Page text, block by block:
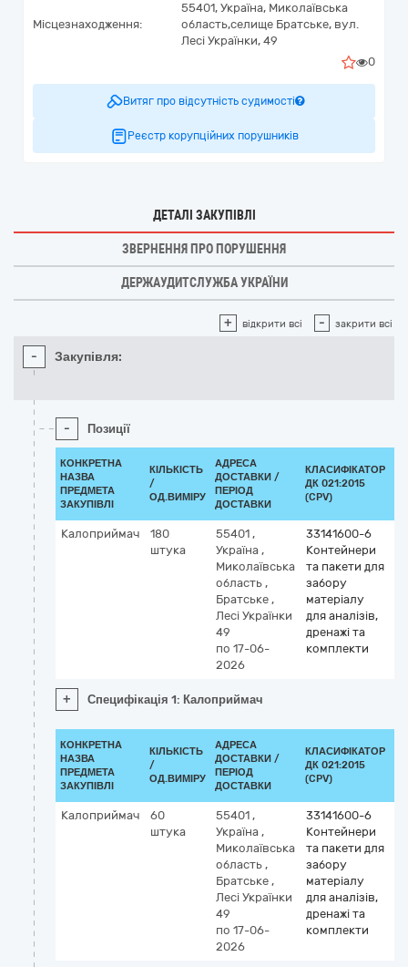
Місцезнаходження:
55401, Україна, Миколаївська
область,селище Братське, вул.
Лесі Українки, 49
0
Витяг про відсутність судимості
Реєстр корупційних порушників
ДЕТАЛІ ЗАКУПІВЛІ
ЗВЕРНЕННЯ ПРО ПОРУШЕННЯ
ДЕРЖАУДИТСЛУЖБА УКРАЇНИ
+ відкрити всі - закрити всі
- Закупівля:
- Позиції
КОНКРЕТНА
НАЗВА
ПРЕДМЕТА
ЗАКУПІВЛІ
КІЛЬКІСТЬ
/
ОД.ВИМІРУ
АДРЕСА
ДОСТАВКИ /
ПЕРІОД
ДОСТАВКИ
КЛАСИФІКАТОР
ДК 021:2015
(CPV)
Калоприймач
180
штука
55401 ,
Україна ,
Миколаївська
область ,
Братське ,
Лесі Українки
49
по 17-06-
2026
33141600-6
Контейнери
та пакети для
забору
матеріалу
для аналізів,
дренажі та
комплекти
+ Специфікація 1: Калоприймач
КОНКРЕТНА
НАЗВА
ПРЕДМЕТА
ЗАКУПІВЛІ
КІЛЬКІСТЬ
/
ОД.ВИМІРУ
АДРЕСА
ДОСТАВКИ /
ПЕРІОД
ДОСТАВКИ
КЛАСИФІКАТОР
ДК 021:2015
(CPV)
Калоприймач
60
штука
55401 ,
Україна ,
Миколаївська
область ,
Братське ,
Лесі Українки
49
по 17-06-
2026
33141600-6
Контейнери
та пакети для
забору
матеріалу
для аналізів,
дренажі та
комплекти